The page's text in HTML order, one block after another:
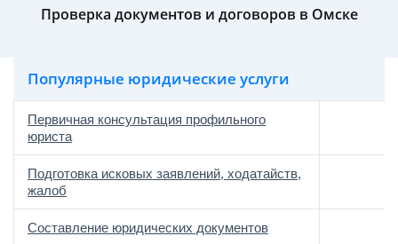
Проверка документов и договоров в Омске
Популярные юридические услуги
Первичная консультация профильного
юриста
Подготовка исковых заявлений, ходатайств,
жалоб
Составление юридических документов